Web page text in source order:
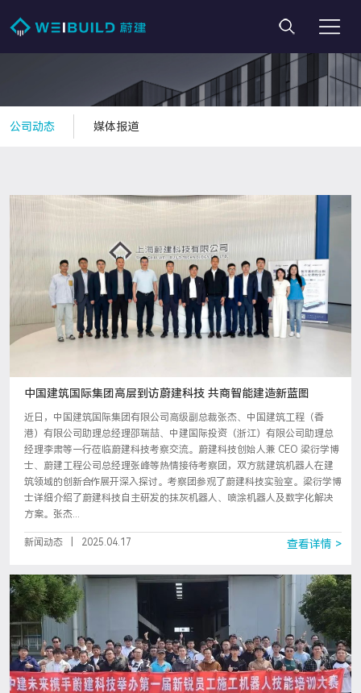
公司动态 媒体报道
中国建筑国际集团高层到访蔚建科技 共商智能建造新蓝图
近日，中国建筑国际集团有限公司高级副总裁张杰、中国建筑工程（香
港）有限公司助理总经理邵瑞喆、中建国际投资（浙江）有限公司助理总
经理李肃等一行莅临蔚建科技考察交流。蔚建科技创始人兼 CEO 梁衍学博
士、蔚建工程公司总经理张峰等热情接待考察团，双方就建筑机器人在建
筑领域的创新合作展开深入探讨。考察团参观了蔚建科技实验室。梁衍学博
士详细介绍了蔚建科技自主研发的抹灰机器人、喷涂机器人及数字化解决
方案。张杰...
新闻动态 2025.04.17 查看详情 >